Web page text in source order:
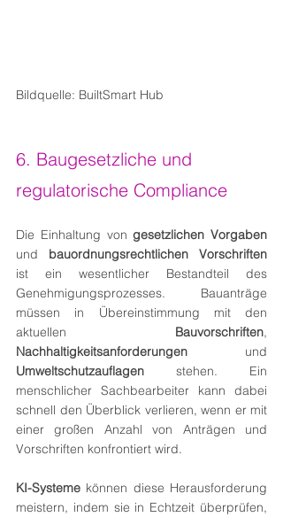
Bildquelle: BuiltSmart Hub
6. Baugesetzliche und
regulatorische Compliance
Die Einhaltung von gesetzlichen Vorgaben
und bauordnungsrechtlichen Vorschriften
ist ein wesentlicher Bestandteil des
Genehmigungsprozesses. Bauanträge
müssen in Übereinstimmung mit den
aktuellen Bauvorschriften
Nachhaltigkeitsanforderungen
Umweltschutzauflagen stehen. Ein
menschlicher Sachbearbeiter kann dabei
schnell den Überblick verlieren, wenn er mit
einer großen Anzahl von Anträgen und
Vorschriften konfrontiert wird.
KI-Systeme können diese Herausforderung
meistern, indem sie in Echtzeit überprüfen,